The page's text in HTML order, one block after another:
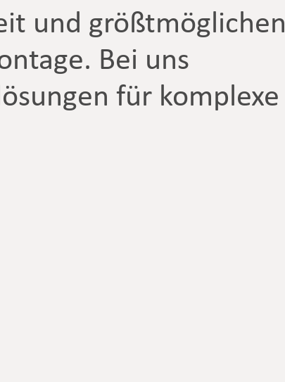
und größtmöglichen
Bei uns
für komplexe